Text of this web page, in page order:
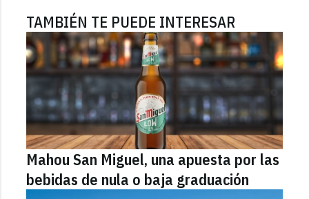
TAMBIÉN TE PUEDE INTERESAR
Mahou San Miguel, una apuesta por las
bebidas de nula o baja graduación